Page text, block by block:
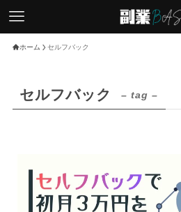
ホーム セルフバック
セルフバック – tag –